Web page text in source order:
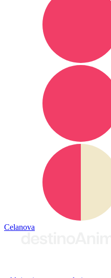
Celanova